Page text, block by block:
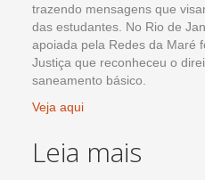
trazendo mensagens que
das estudantes. No Rio de
apoiada pela Redes da Maré
Justiça que reconheceu o
saneamento básico.
Veja aqui
Leia mais